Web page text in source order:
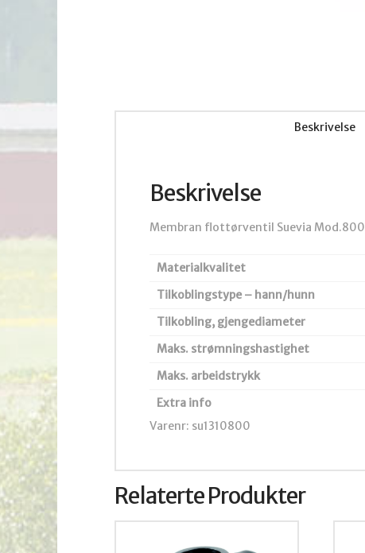
Beskrivelse
Beskrivelse
Membran flottørventil Suevia Mod.800
Materialkvalitet
Tilkoblingstype – hann/hunn
Tilkobling, gjengediameter
Maks. strømningshastighet
Maks. arbeidstrykk
Extra info
Varenr: su1310800
Relaterte Produkter